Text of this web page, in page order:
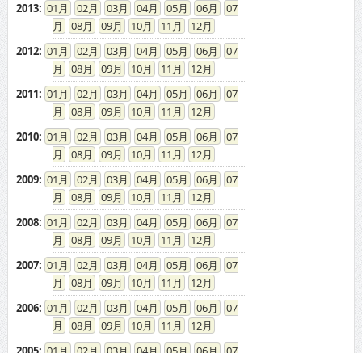
2013: 01 02 03 04 05 06
07
08
09 10 11
12
2012: 01 02 03 04 05 06
07
08
09 10 11
12
2011: 01 02 03 04 05 06
07
08
09 10 11
12
2010: 01 02 03 04 05 06
07
08
09 10 11
12
2009: 01 02 03 04 05 06
07
08
09 10 11
12
2008: 01 02 03 04 05 06
07
08
09 10 11
12
2007: 01 02 03 04 05 06
07
08
09 10 11
12
2006: 01 02 03 04 05 06
07
08
09 10 11
12